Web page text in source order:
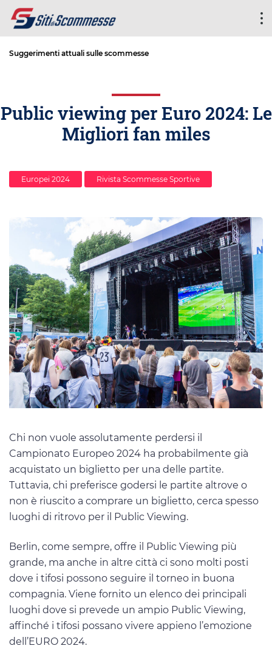
Suggerimenti attuali sulle scommesse
Public viewing per Euro 2024: Le
Migliori fan miles
Europei 2024 Rivista Scommesse Sportive
Chi non vuole assolutamente perdersi il
Campionato Europeo 2024 ha probabilmente già
acquistato un biglietto per una delle partite.
Tuttavia, chi preferisce godersi le partite altrove o
non è riuscito a comprare un biglietto, cerca spesso
luoghi di ritrovo per il Public Viewing.
Berlin, come sempre, offre il Public Viewing più
grande, ma anche in altre città ci sono molti posti
dove i tifosi possono seguire il torneo in buona
compagnia. Viene fornito un elenco dei principali
luoghi dove si prevede un ampio Public Viewing,
affinché i tifosi possano vivere appieno l’emozione
dell’EURO 2024.